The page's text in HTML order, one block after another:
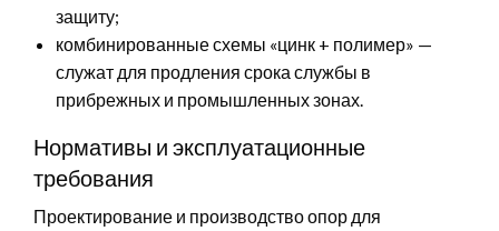
защиту;
комбинированные схемы «цинк + полимер» —
служат для продления срока службы в
прибрежных и промышленных зонах.
Нормативы и эксплуатационные
требования
Проектирование и производство опор для